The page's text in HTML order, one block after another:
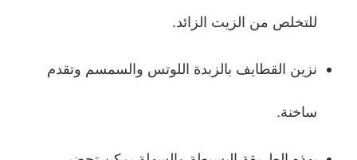
للتخلص من الزيت الزائد.
نزين القطايف بالزبدة اللوتس والسمسم وتقدم
ساخنة.